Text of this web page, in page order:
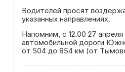
Водителей просят
указанных направлениях.
Напомним, с 12.00 27 апреля
автомобильной дороги
от 504 до 854 км (от